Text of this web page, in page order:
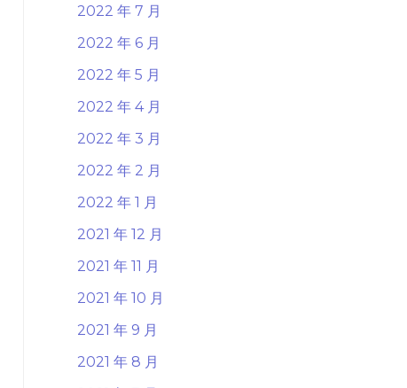
2022 年 7 月
2022 年 6 月
2022 年 5 月
2022 年 4 月
2022 年 3 月
2022 年 2 月
2022 年 1 月
2021 年 12 月
2021 年 11 月
2021 年 10 月
2021 年 9 月
2021 年 8 月